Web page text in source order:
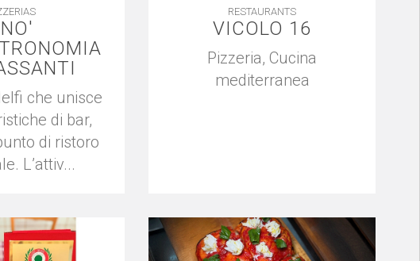
che unisce
di bar,
di ristoro
L’attiv...
RESTAURANTS
VICOLO 16
Pizzeria, Cucina
mediterranea